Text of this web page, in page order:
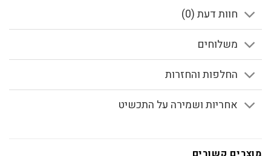
חוות דעת (0)
משלוחים
החלפות והחזרות
אחריות ושמירה על התכשיט